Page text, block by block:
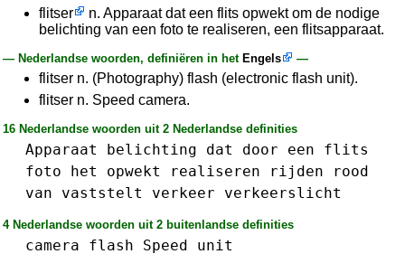
flitser
n. Apparaat dat een flits opwekt om de nodige
belichting van een foto te realiseren, een flitsapparaat.
— Nederlandse woorden, definiëren in het Engels —
flitser n. (Photography) flash (electronic flash unit).
flitser n. Speed camera.
16 Nederlandse woorden uit 2 Nederlandse definities
Apparaat belichting dat door een
flits
foto
het opwekt realiseren rijden
rood
van
vaststelt verkeer verkeerslicht
4 Nederlandse woorden uit 2 buitenlandse definities
camera flash Speed unit